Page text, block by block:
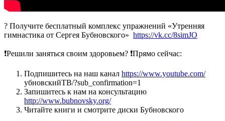
? Получите бесплатный комплекс упражнений «Утренняя
гимнастика от Сергея Бубновского» https://vk.cc/8simJO
❗Решили заняться своим здоровьем? ❗Прямо сейчас:
Подпишитесь на наш канал https://www.youtube.com/
убновскийТВ/?sub_confirmation=1
Запишитесь к нам на консультацию
http://www.bubnovsky.org/
Читайте книги и смотрите диски Бубновского